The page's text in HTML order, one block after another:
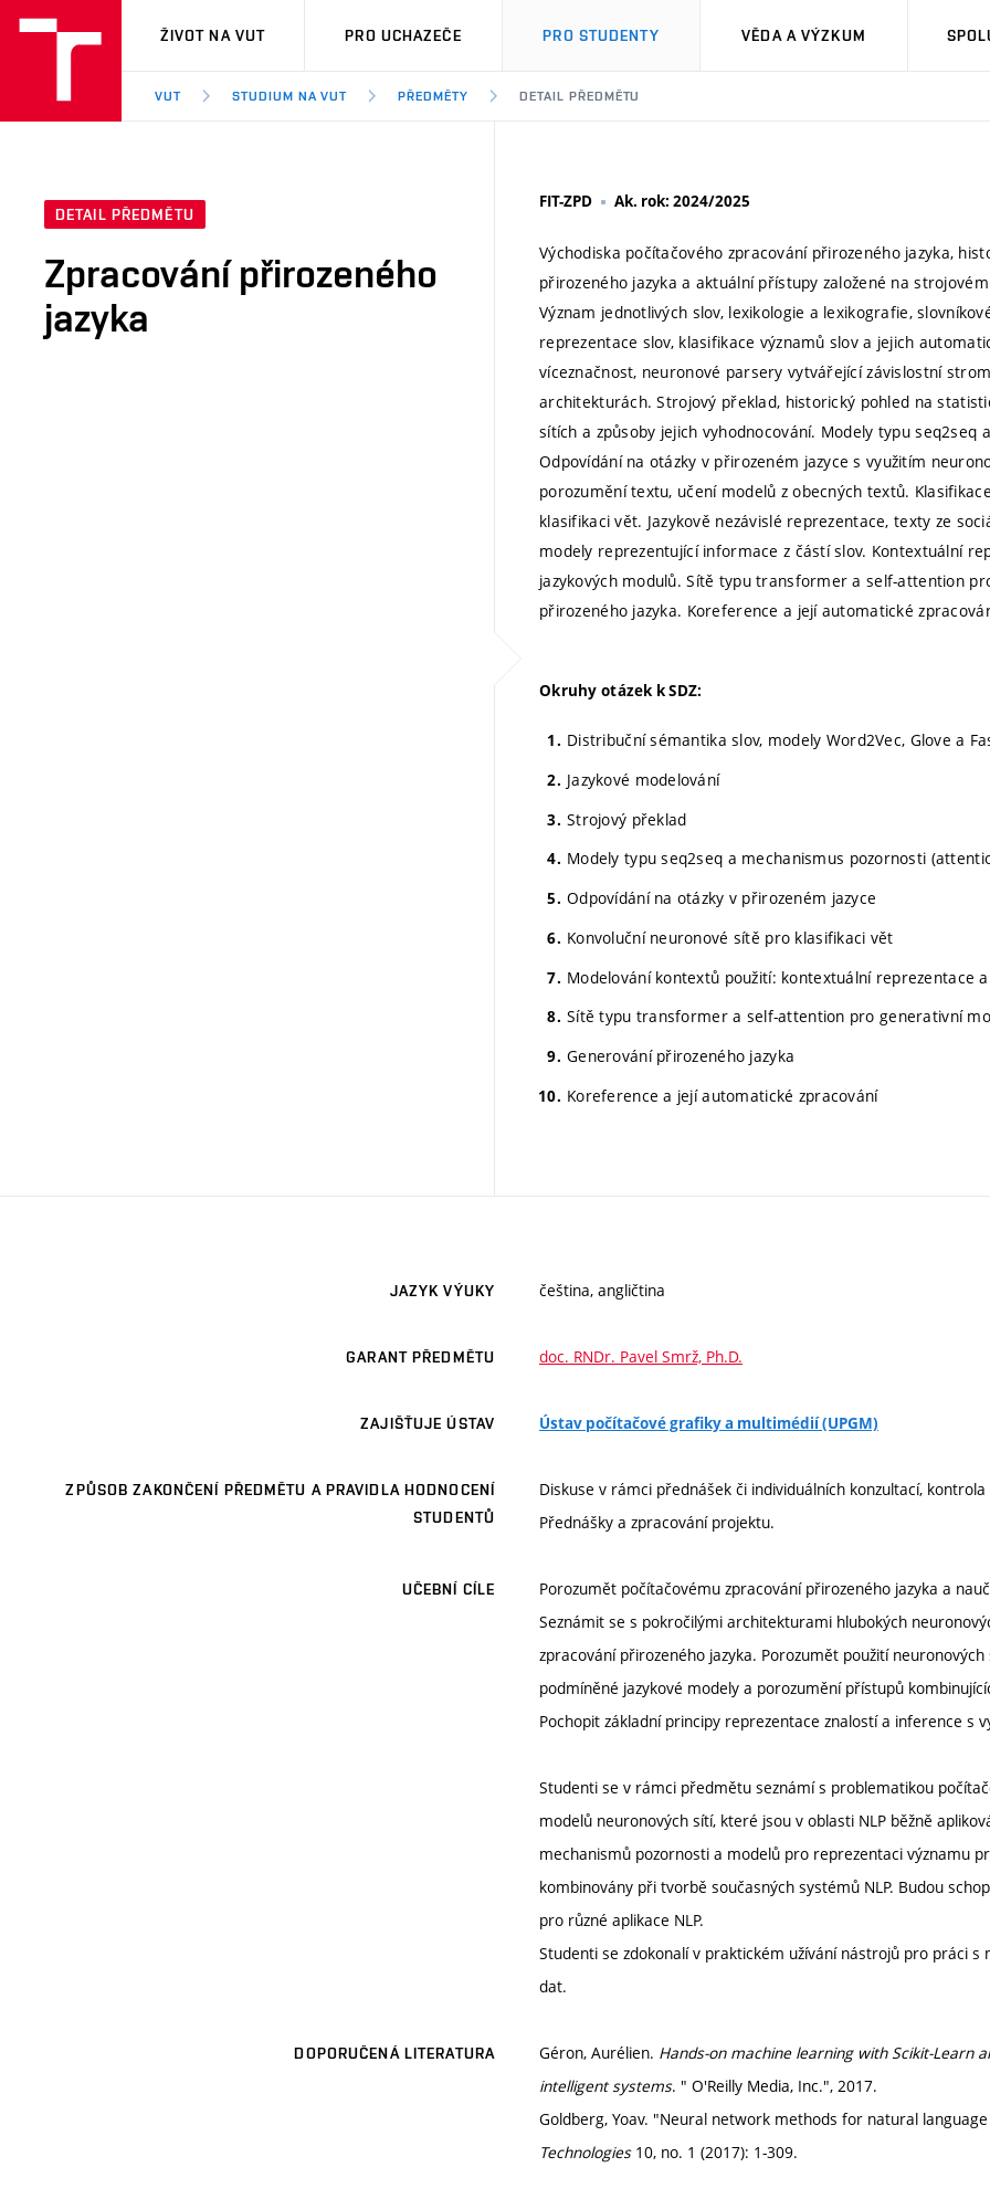
VUT
ŽIVOT NA VUT PRO UCHAZEČE PRO STUDENTY VĚDA A VÝZKUM
VUT STUDIUM NA VUT PŘEDMĚTY DETAIL PŘEDMĚTU
DETAIL PŘEDMĚTU
Zpracování přirozeného
jazyka
FIT-ZPD Ak. rok: 2024/2025
Východiska počítačového zpracování přirozeného jazyka,
přirozeného jazyka a aktuální přístupy založené na
Význam jednotlivých slov, lexikologie a lexikografie,
reprezentace slov, klasifikace významů slov a jejich
víceznačnost, neuronové parsery vytvářející závislostní
architekturách. Strojový překlad, historický pohled na
sítích a způsoby jejich vyhodnocování. Modely typu
Odpovídání na otázky v přirozeném jazyce s využitím
porozumění textu, učení modelů z obecných textů.
klasifikaci vět. Jazykově nezávislé reprezentace, texty ze
modely reprezentující informace z částí slov. Kontextuální
jazykových modulů. Sítě typu transformer a self-attention
přirozeného jazyka. Koreference a její automatické
Okruhy otázek k SDZ:
Distribuční sémantika slov, modely Word2Vec, Glove a
Jazykové modelování
Strojový překlad
Modely typu seq2seq a mechanismus pozornosti
Odpovídání na otázky v přirozeném jazyce
Konvoluční neuronové sítě pro klasifikaci vět
Modelování kontextů použití: kontextuální reprezentace
Sítě typu transformer a self-attention pro generativní
Generování přirozeného jazyka
Koreference a její automatické zpracování
JAZYK VÝUKY čeština, angličtina
GARANT PŘEDMĚTU doc. RNDr. Pavel Smrž, Ph.D.
ZAJIŠŤUJE ÚSTAV Ústav počítačové grafiky a multimédií (UPGM)
ZPŮSOB ZAKONČENÍ PŘEDMĚTU A PRAVIDLA HODNOCENÍ
STUDENTŮ
Diskuse v rámci přednášek či individuálních konzultací,
Přednášky a zpracování projektu.
UČEBNÍ CÍLE
Porozumět počítačovému zpracování přirozeného jazyka a
Seznámit se s pokročilými architekturami hlubokých
zpracování přirozeného jazyka. Porozumět použití
podmíněné jazykové modely a porozumění přístupů
Pochopit základní principy reprezentace znalostí a inference s
Studenti se v rámci předmětu seznámí s problematikou
modelů neuronových sítí, které jsou v oblasti NLP běžně
mechanismů pozornosti a modelů pro reprezentaci významu
kombinovány při tvorbě současných systémů NLP. Budou
pro různé aplikace NLP.
Studenti se zdokonalí v praktickém užívání nástrojů pro práci
dat.
DOPORUČENÁ LITERATURA Géron, Aurélien. Hands-on machine learning with Scikit-Learn
intelligent systems. " O'Reilly Media, Inc.", 2017.
Goldberg, Yoav. "Neural network methods for natural
Technologies10, no. 1 (2017): 1-309.